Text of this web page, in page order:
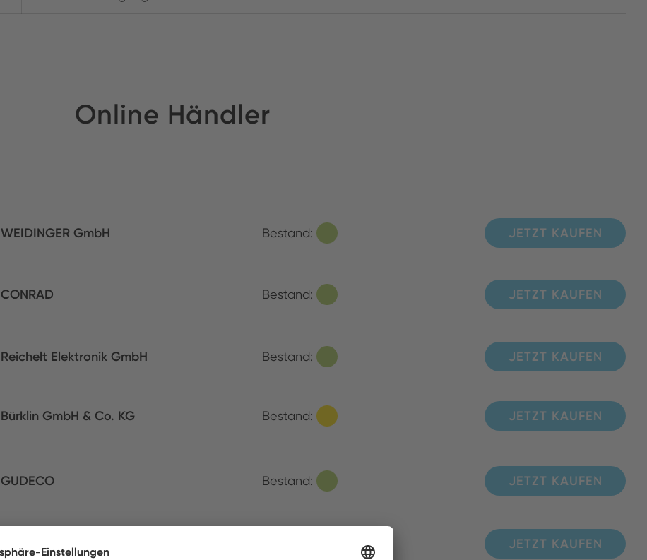
Online Händler
WEIDINGER GmbH Bestand: JETZT KAUFEN
CONRAD Bestand: JETZT KAUFEN
Reichelt Elektronik GmbH Bestand: JETZT KAUFEN
Bürklin GmbH & Co. KG Bestand: JETZT KAUFEN
GUDECO Bestand: JETZT KAUFEN
JETZT KAUFEN